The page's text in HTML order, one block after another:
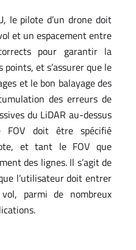
le pilote d’un drone doit
et un espacement entre
pour garantir la
et s’assurer que le
et le bon balayage des
des erreurs de
du LiDAR au-dessus
FOV doit être spécifié
et tant le FOV que
des lignes. Il s’agit de
l’utilisateur doit entrer
parmi de nombreux